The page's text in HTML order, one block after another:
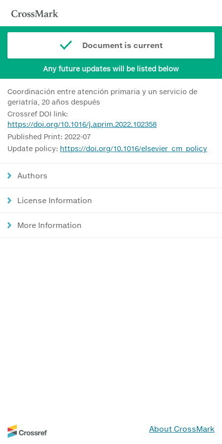
Document is current
Any future updates will be listed below
Coordinación entre atención primaria y un servicio de
geriatría, 20 años después
Crossref DOI link:
https://doi.org/10.1016/j.aprim.2022.102358
Published Print: 2022-07
Update policy: https://doi.org/10.1016/elsevier_cm_policy
Authors
License Information
More Information
About CrossMark